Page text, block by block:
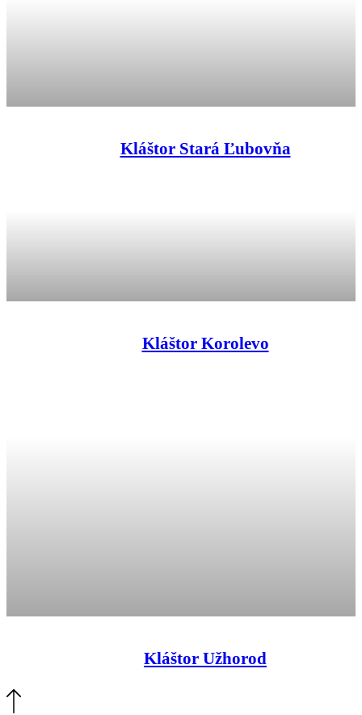
Kláštor Stará Ľubovňa
Kláštor Korolevo
Kláštor Užhorod